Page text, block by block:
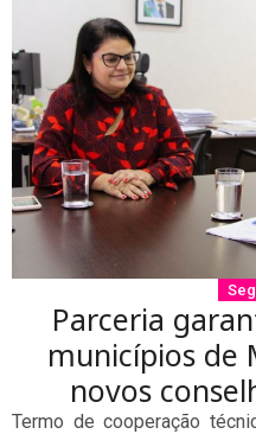
Parceria
municípios de
novos
Termo de cooperação